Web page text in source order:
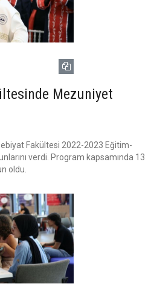
Mezuniyet
Fakültesi 2022-2023 Eğitim-
verdi. Program kapsamında 13
oldu.